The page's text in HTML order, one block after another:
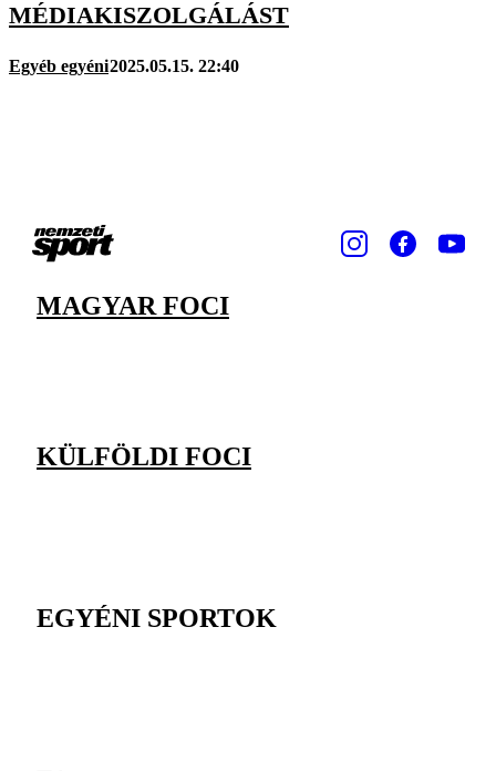
MÉDIAKISZOLGÁLÁST
Egyéb egyéni2025.05.15. 22:40
MAGYAR FOCI
KÜLFÖLDI FOCI
EGYÉNI SPORTOK